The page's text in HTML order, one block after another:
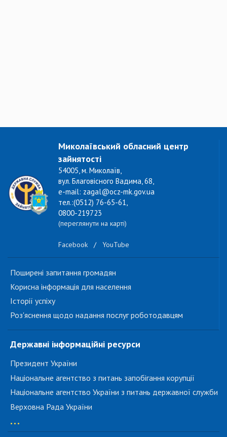
Миколаївський обласний центр
зайнятості
54005, м. Миколаїв,
вул. Благовісного Вадима, 68,
e-mail: zagal@ocz-mk.gov.ua
тел.:(0512) 76-65-61,
0800-219723
(переглянути на карті)
Facebook / YouTube
Поширені запитання громадян
Корисна інформація для населення
Історії успіху
Роз'яснення щодо надання послуг роботодавцям
Державні інформаційні ресурси
Президент України
Національне агентство з питань запобігання корупції
Національне агентство України з питань державної служби
Верховна Рада України
...